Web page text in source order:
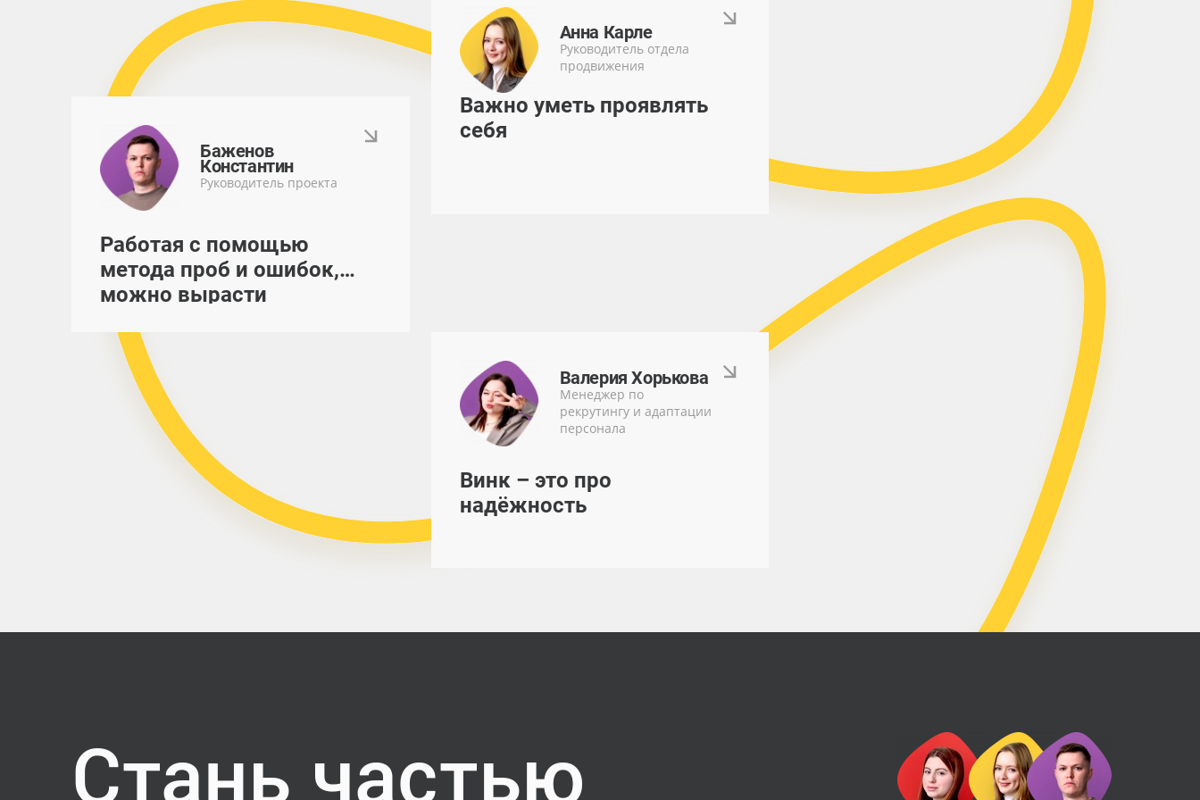
Анна Карле
Руководитель отдела
продвижения
Важно уметь проявлять
себя
Баженов
Константин
Руководитель проекта
Работая с помощью
метода проб и ошибок,
можно вырасти
Валерия Хорькова
Менеджер по
рекрутингу и адаптации
персонала
Винк – это про
надёжность
Стань частью